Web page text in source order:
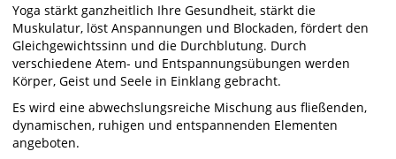
Yoga stärkt ganzheitlich Ihre Gesundheit, stärkt die
Muskulatur, löst Anspannungen und Blockaden, fördert den
Gleichgewichtssinn und die Durchblutung. Durch
verschiedene Atem- und Entspannungsübungen werden
Körper, Geist und Seele in Einklang gebracht.
Es wird eine abwechslungsreiche Mischung aus fließenden,
dynamischen, ruhigen und entspannenden Elementen
angeboten.